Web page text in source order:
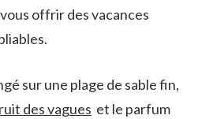
offrir ⁢des vacances
sur une‍ plage de sable fin,
des vagues ​ et le parfum